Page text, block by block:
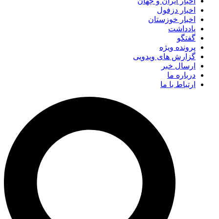
اخبار دزفول
اخبار خوزستان
یادداشت
گفتگو
پرونده ویژه
گزارش های ویدویی
ارسال خبر
درباره ما
ارتباط با ما